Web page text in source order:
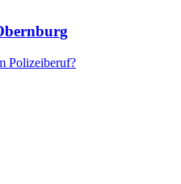
Polizeiberuf?